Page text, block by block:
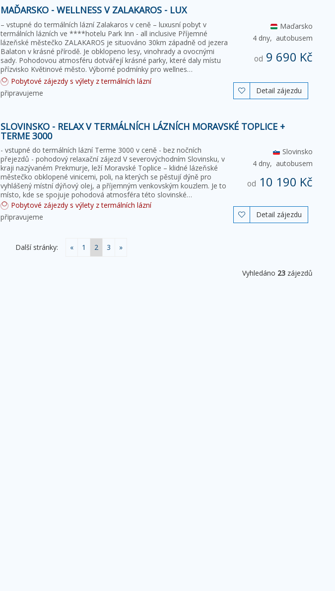
MAĎARSKO - WELLNESS V ZALAKAROS - LUX
– vstupné do termálních lázní Zalakaros v ceně – luxusní pobyt v
termálních lázních ve ****hotelu Park Inn - all inclusive Příjemné
lázeňské městečko ZALAKAROS je situováno 30km západně od jezera
Balaton v krásné přírodě. Je obklopeno lesy, vinohrady a ovocnými
sady. Pohodovou atmosféru dotvářejí krásné parky, které daly místu
přízvisko Květinové město. Výborné podmínky pro wellnes…
Maďarsko
4 dny, autobusem
od 9 690 Kč
Pobytové zájezdy s výlety z termálních lázní
připravujeme
 Detail zájezdu
SLOVINSKO - RELAX V TERMÁLNÍCH LÁZNÍCH MORAVSKÉ TOPLICE +
TERME 3000
- vstupné do termálních lázní Terme 3000 v ceně - bez nočních
přejezdů - pohodový relaxační zájezd V severovýchodním Slovinsku, v
kraji nazývaném Prekmurje, leží Moravské Toplice – klidné lázeňské
městečko obklopené vinicemi, poli, na kterých se pěstují dýně pro
vyhlášený místní dýňový olej, a příjemným venkovským kouzlem. Je to
místo, kde se spojuje pohodová atmosféra této slovinské…
Slovinsko
4 dny, autobusem
od 10 190 Kč
Pobytové zájezdy s výlety z termálních lázní
připravujeme
 Detail zájezdu
Další stránky: « 1 2 3 »
Vyhledáno 23 zájezdů